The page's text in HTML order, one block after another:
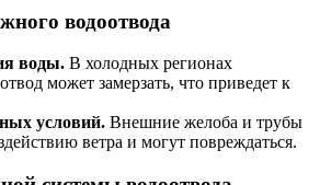
водоотвода
воды. В холодных регионах
может замерзать, что приведет к
условий. Внешние желоба и трубы
ветра и могут повреждаться.